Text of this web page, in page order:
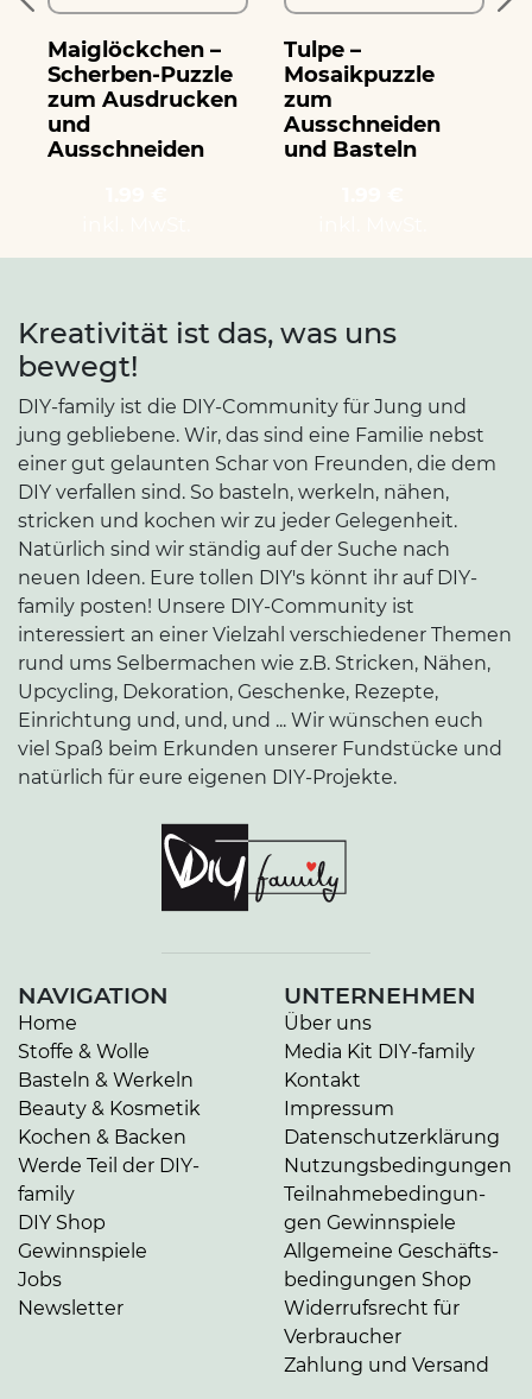
Maiglöckchen –
Scherben-Puzzle
zum Ausdrucken
und
Ausschneiden
Tulpe –
Mosaikpuzzle
zum
Ausschneiden
und Basteln
Kreativität ist das, was uns
bewegt!
DIY-family ist die DIY-Community für Jung und
jung gebliebene. Wir, das sind eine Familie nebst
einer gut gelaunten Schar von Freunden, die dem
DIY verfallen sind. So basteln, werkeln, nähen,
stricken und kochen wir zu jeder Gelegenheit.
Natürlich sind wir ständig auf der Suche nach
neuen Ideen. Eure tollen DIY's könnt ihr auf DIY-
family posten! Unsere DIY-Community ist
interessiert an einer Vielzahl verschiedener Themen
rund ums Selbermachen wie z.B. Stricken, Nähen,
Upcycling, Dekoration, Geschenke, Rezepte,
Einrichtung und, und, und ... Wir wünschen euch
viel Spaß beim Erkunden unserer Fundstücke und
natürlich für eure eigenen DIY-Projekte.
NAVIGATION
Home
Stoffe & Wolle
Basteln & Werkeln
Beauty & Kosmetik
Kochen & Backen
Werde Teil der DIY-
family
DIY Shop
Gewinnspiele
Jobs
Newsletter
UNTERNEHMEN
Über uns
Media Kit DIY-family
Kontakt
Impressum
Da­ten­schutz­er­klä­rung
Nut­zungs­be­din­gun­gen
Teil­nah­me­be­din­gun­
gen Gewinnspiele
Allgemeine Ge­schäfts­
be­din­gun­gen Shop
Widerrufsrecht für
Verbraucher
Zahlung und Versand